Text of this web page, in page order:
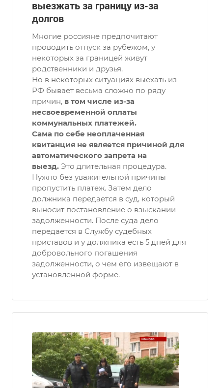
выезжать за границу из-за
долгов
Многие россияне предпочитают
проводить отпуск за рубежом, у
некоторых за границей живут
родственники и друзья.
Но в некоторых ситуациях выехать из
РФ бывает весьма сложно по ряду
причин, в том числе из-за
несвоевременной оплаты
коммунальных платежей.
Сама по себе неоплаченная
квитанция не является причиной для
автоматического запрета на
выезд. Это длительная процедура.
Нужно без уважительной причины
пропустить платеж. Затем дело
должника передается в суд, который
выносит постановление о взыскании
задолженности. После суда дело
передается в Службу судебных
приставов и у должника есть 5 дней для
добровольного погашения
задолженности, о чем его извещают в
установленной форме.